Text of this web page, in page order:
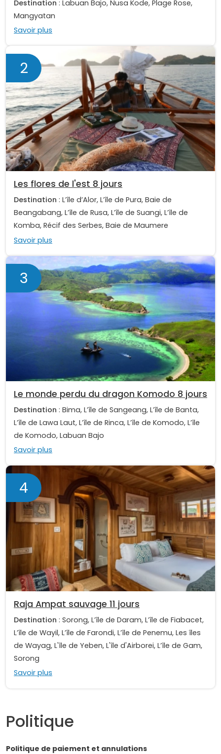
Destination : Labuan Bajo, Nusa Kode, Plage Rose,
Mangyatan
Savoir plus
2
Les flores de l'est 8 jours
Destination : L’île d’Alor, L’île de Pura, Baie de
Beangabang, L’île de Rusa, L’île de Suangi, L’île de
Komba, Récif des Serbes, Baie de Maumere
Savoir plus
3
Le monde perdu du dragon Komodo 8 jours
Destination : Bima, L’île de Sangeang, L’île de Banta,
L’île de Lawa Laut, L’île de Rinca, L’île de Komodo, L’île
de Komodo, Labuan Bajo
Savoir plus
4
Raja Ampat sauvage 11 jours
Destination : Sorong, L’île de Daram, L’île de Fiabacet,
L’île de Wayil, L’île de Farondi, L’île de Penemu, Les îles
de Wayag, L'île de Yeben, L'île d'Airborei, L’île de Gam,
Sorong
Savoir plus
Politique
Politique de paiement et annulations